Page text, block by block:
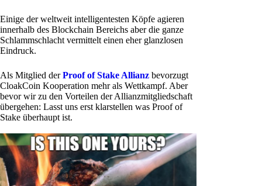
Einige der weltweit intelligentesten Köpfe agieren
innerhalb des Blockchain Bereichs aber die ganze
Schlammschlacht vermittelt einen eher glanzlosen
Eindruck.
Als Mitglied derProof of Stake Allianz bevorzugt
CloakCoin Kooperation mehr als Wettkampf. Aber
bevor wir zu den Vorteilen der Allianzmitgliedschaft
übergehen: Lasst uns erst klarstellen was Proof of
Stake überhaupt ist.